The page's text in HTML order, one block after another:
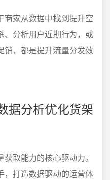
商家从数据中找到提升空
、分析用户近期行为，或
销，都是提升流量分发效
据分析优化货架
取能力的核心驱动力。
，打造数据驱动的运营体